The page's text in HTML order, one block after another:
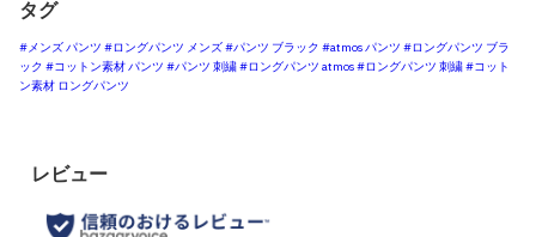
タグ
#メンズ パンツ #ロングパンツ メンズ#パンツ ブラック #atmos パンツ #ロングパンツ ブラ
ック #コットン素材 パンツ #パンツ 刺繍#ロングパンツ atmos#ロングパンツ 刺繍#コット
ン素材 ロングパンツ